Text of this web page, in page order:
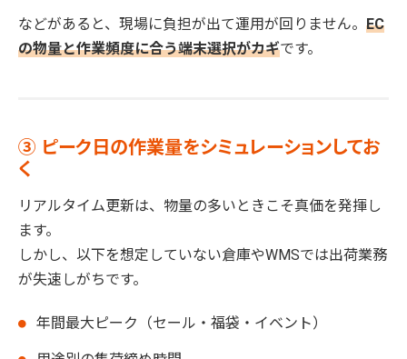
などがあると、現場に負担が出て運用が回りません。 EC
の物量と作業頻度に合う端末選択がカギです。
③ ピーク日の作業量をシミュレーションしてお
く
リアルタイム更新は、物量の多いときこそ真価を発揮し
ます。
しかし、以下を想定していない倉庫やWMSでは出荷業務
が失速しがちです。
年間最大ピーク（セール・福袋・イベント）